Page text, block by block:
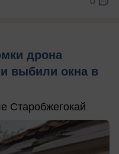
дрона
выбили окна в
Старобжегокай